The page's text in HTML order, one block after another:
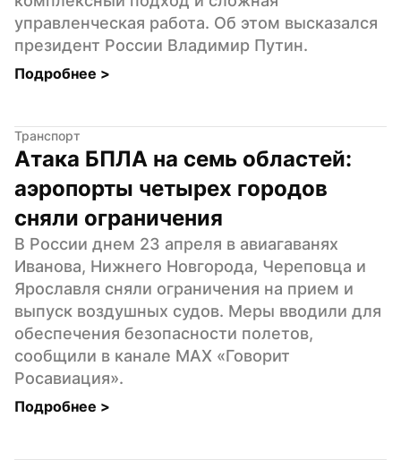
управленческая работа. Об этом высказался
президент России Владимир Путин.
Подробнее >
Транспорт
Атака БПЛА на семь областей:
аэропорты четырех городов
сняли ограничения
В России днем 23 апреля в авиагаванях
Иванова, Нижнего Новгорода, Череповца и
Ярославля сняли ограничения на прием и
выпуск воздушных судов. Меры вводили для
обеспечения безопасности полетов,
сообщили в канале MAX «Говорит
Росавиация».
Подробнее >